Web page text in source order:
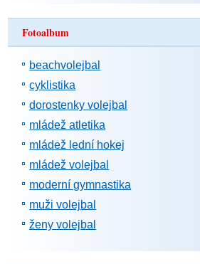
Fotoalbum
beachvolejbal
cyklistika
dorostenky volejbal
mládež atletika
mládež lední hokej
mládež volejbal
moderní gymnastika
muži volejbal
ženy volejbal